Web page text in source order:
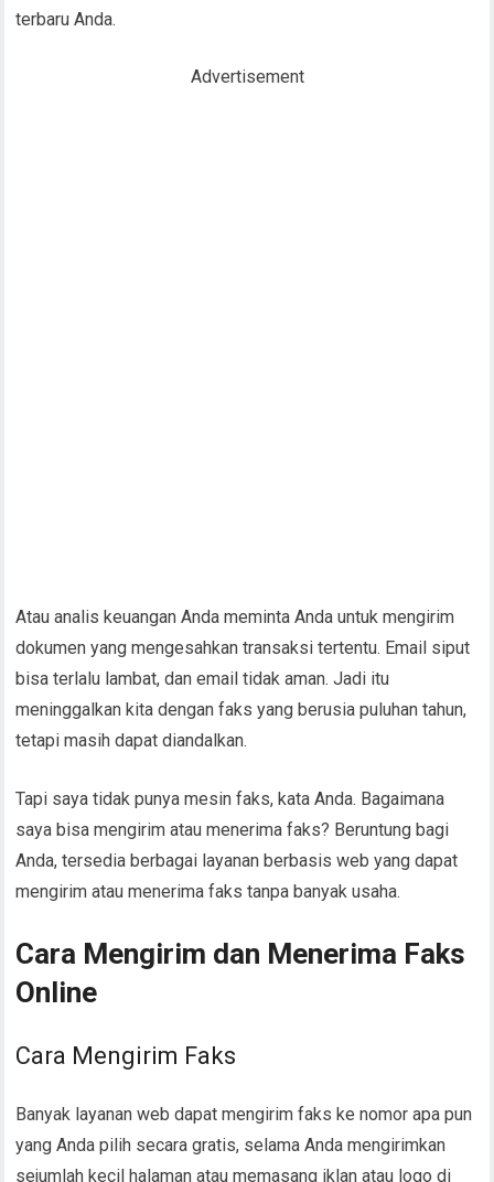
terbaru Anda.
Advertisement
Atau analis keuangan Anda meminta Anda untuk mengirim
dokumen yang mengesahkan transaksi tertentu. Email siput
bisa terlalu lambat, dan email tidak aman. Jadi itu
meninggalkan kita dengan faks yang berusia puluhan tahun,
tetapi masih dapat diandalkan.
Tapi saya tidak punya mesin faks, kata Anda. Bagaimana
saya bisa mengirim atau menerima faks? Beruntung bagi
Anda, tersedia berbagai layanan berbasis web yang dapat
mengirim atau menerima faks tanpa banyak usaha.
Cara Mengirim dan Menerima Faks
Online
Cara Mengirim Faks
Banyak layanan web dapat mengirim faks ke nomor apa pun
yang Anda pilih secara gratis, selama Anda mengirimkan
sejumlah kecil halaman atau memasang iklan atau logo di